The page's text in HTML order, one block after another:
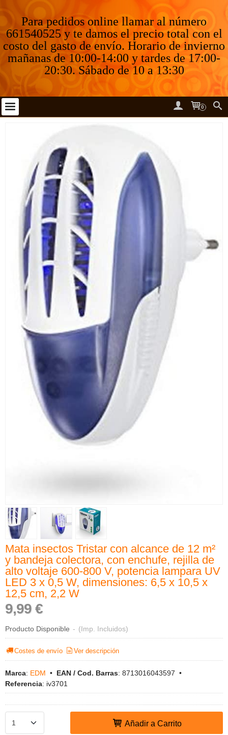
Para pedidos online llamar al número
661540525 y te damos el precio total con el
costo del gasto de envío. Horario de invierno
mañanas de 10:00-14:00 y tardes de 17:00-
20:30. Sábado de 10 a 13:30
0
Mata insectos Tristar con alcance de 12 m²
y bandeja colectora, con enchufe, rejilla de
alto voltaje 600-800 V, potencia lampara UV
LED 3 x 0,5 W, dimensiones: 6,5 x 10,5 x
12,5 cm, 2,2 W
9,99 €
Producto Disponible - (Imp. Incluidos)
Costes de envío Ver descripción
Marca: EDM • EAN / Cod. Barras: 8713016043597 •
Referencia: iv3701
Añadir a Carrito